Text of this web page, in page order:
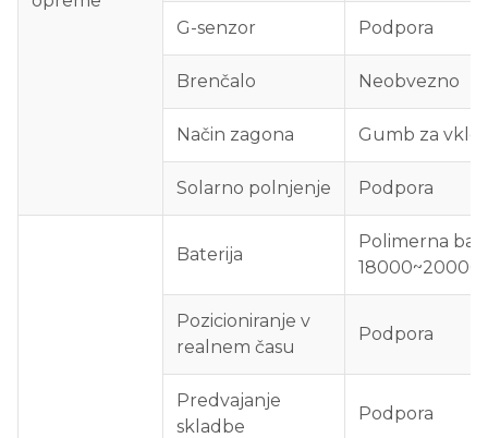
G-senzor
Podpora
Brenčalo Neobvezno
Način zagona Gumb za
Solarno polnjenje Podpora
Baterija
Polimerna
18000~20000
Pozicioniranje v
realnem času
Podpora
Predvajanje
skladbe
Podpora